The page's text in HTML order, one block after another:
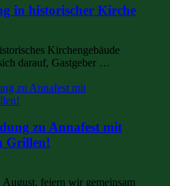
in historischer Kirche
Kirchengebäude
darauf, Gastgeber …
zu Annafest mit
Grillen!
feiern wir gemeinsam